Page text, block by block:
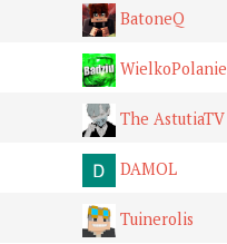
BatoneQ
The AstutiaTV
DAMOL
Tuinerolis